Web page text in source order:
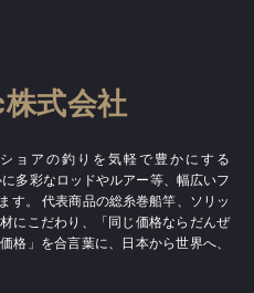
式会社
ョアの釣りを気軽で豊かにする
多彩なロッドやルアー等、幅広いフ
す。 代表商品の総糸巻船竿、ソリッ
にこだわり、「同じ価格ならだんぜ
格」を合言葉に、日本から世界へ、